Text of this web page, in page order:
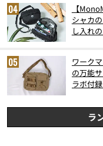
【
シャカ
し入れ
ワーク
の万能
ラボ付
ラ